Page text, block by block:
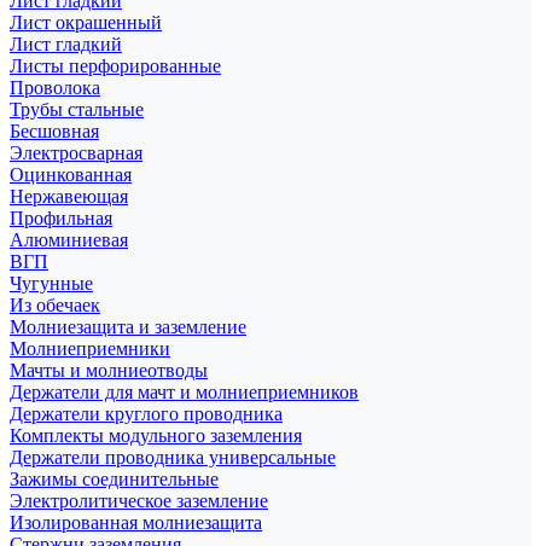
Лист окрашенный
Лист гладкий
Листы перфорированные
Проволока
Трубы стальные
Бесшовная
Электросварная
Оцинкованная
Нержавеющая
Профильная
Алюминиевая
ВГП
Чугунные
Из обечаек
Молниезащита и заземление
Молниеприемники
Мачты и молниеотводы
Держатели для мачт и молниеприемников
Держатели круглого проводника
Комплекты модульного заземления
Держатели проводника универсальные
Зажимы соединительные
Электролитическое заземление
Изолированная молниезащита